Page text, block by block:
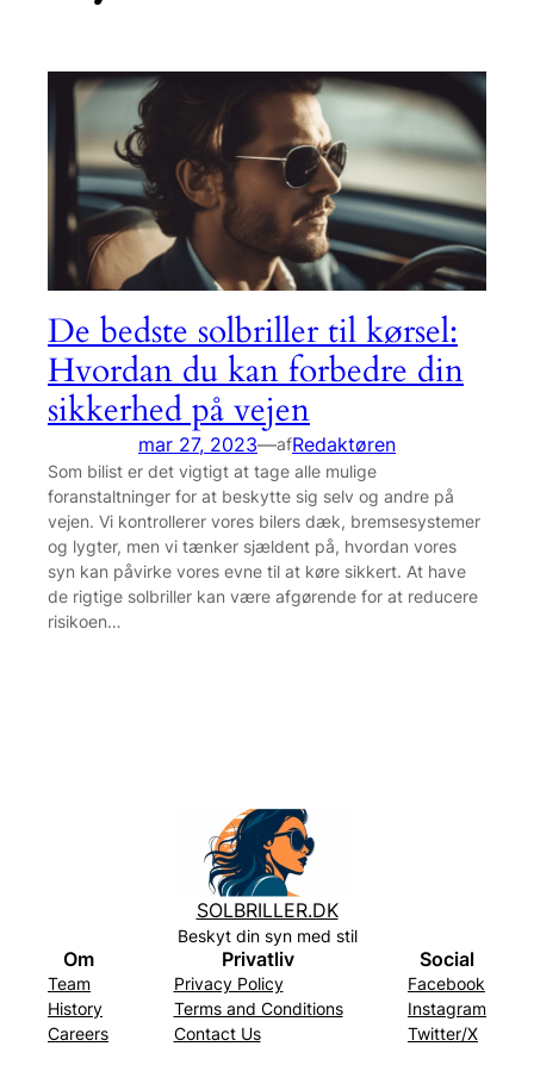
De bedste solbriller til kørsel:
Hvordan du kan forbedre din
sikkerhed på vejen
mar 27, 2023—afRedaktøren
Som bilist er det vigtigt at tage alle mulige
foranstaltninger for at beskytte sig selv og andre på
vejen. Vi kontrollerer vores bilers dæk, bremsesystemer
og lygter, men vi tænker sjældent på, hvordan vores
syn kan påvirke vores evne til at køre sikkert. At have
de rigtige solbriller kan være afgørende for at reducere
risikoen…
SOLBRILLER.DK
Beskyt din syn med stil
Om
Team
History
Careers
Privatliv
Privacy Policy
Terms and Conditions
Contact Us
Social
Facebook
Instagram
Twitter/X